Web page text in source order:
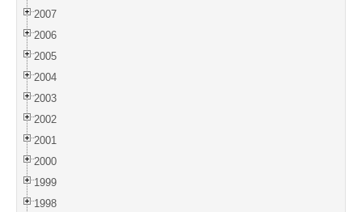
2007
2006
2005
2004
2003
2002
2001
2000
1999
1998